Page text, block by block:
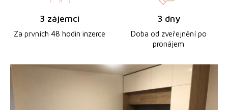
3 zájemci
Za prvních 48 hodin inzerce
3 dny
Doba od zveřejnění po
pronájem